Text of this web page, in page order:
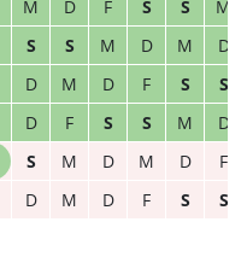
M D F S S
M
S S M D M
D
D M D F S
S
D F S S M
D
S M D M D
F
D M D F S S